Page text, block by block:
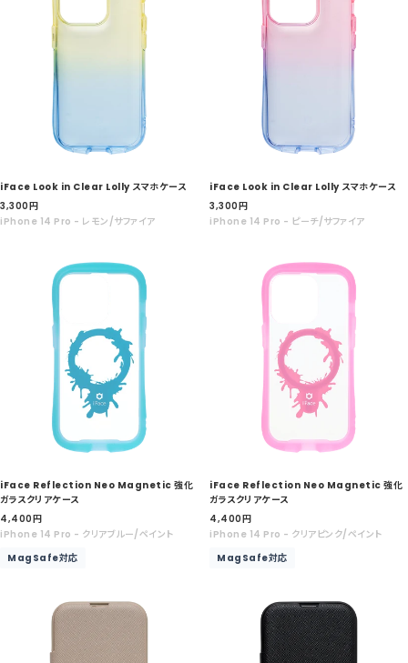
iFace Look in Clear Lolly スマホケース
セ
ー
3,300円
iPhone 14 Pro - レモン/サファイア
iFace Look in Clear Lolly スマホケース
セ
ー
3,300円
iPhone 14 Pro - ピーチ/サファイア
iFace Reflection Neo Magnetic 強化
ガラスクリアケース
セ
ー
価
4,400円
iPhone 14 Pro - クリアブルー/ペイント
MagSafe対応
iFace Reflection Neo Magnetic 強化
ガラスクリアケース
セ
ー
価
4,400円
iPhone 14 Pro - クリアピンク/ペイント
MagSafe対応